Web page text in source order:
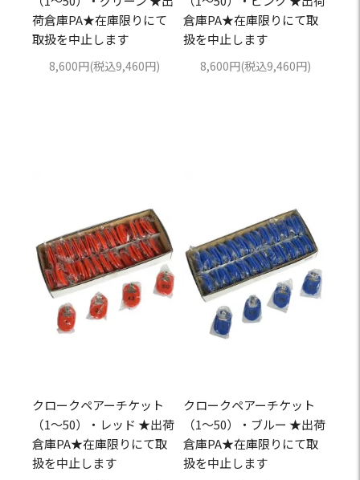
荷倉庫PA★在庫限りにて
取扱を中止します
8,600円(税込9,460円)
倉庫PA★在庫限りにて取
扱を中止します
8,600円(税込9,460円)
クロークペアーチケット
（1～50）・レッド ★出荷
倉庫PA★在庫限りにて取
扱を中止します
クロークペアーチケット
（1～50）・ブルー ★出荷
倉庫PA★在庫限りにて取
扱を中止します